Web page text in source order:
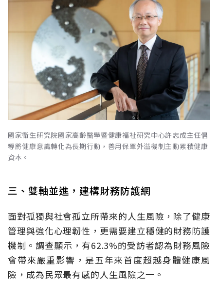
國家衛生研究院國家高齡醫學暨健康福祉研究中心許志成主任倡
導將健康意識轉化為長期行動，善用保單外溢機制主動累積健康
資本。
三、雙軸並進，建構財務防護網
面對孤獨與社會孤立所帶來的人生風險，除了健康
管理與強化心理韌性，更需要建立穩健的財務防護
機制。調查顯示，有62.3%的受訪者認為財務風險
會帶來嚴重影響，是五年來首度超越身體健康風
險，成為民眾最有感的人生風險之一。